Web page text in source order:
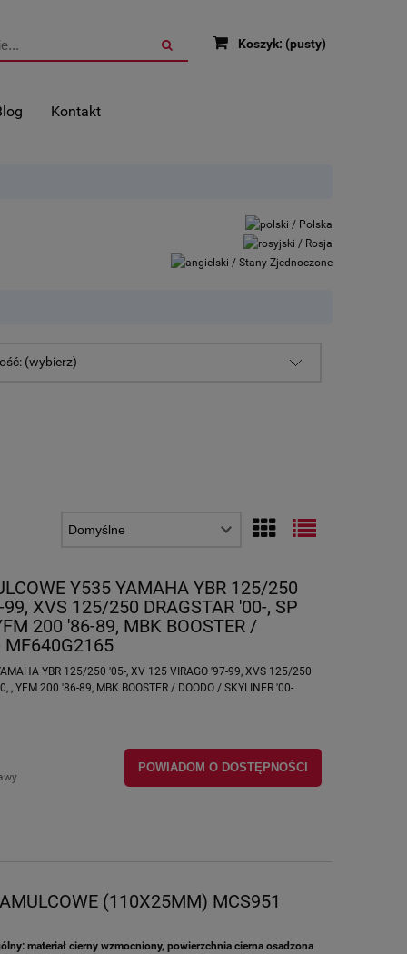
Koszyk: (pusty)
Kontakt
(wybierz)
Y535 YAMAHA YBR 125/250
XVS 125/250 DRAGSTAR '00-, SP
200 '86-89, MBK BOOSTER /
MF640G2165
YBR 125/250 '05-, XV 125 VIRAGO '97-99, XVS 125/250
, YFM 200 '86-89, MBK BOOSTER / DOODO / SKYLINER '00-
POWIADOM O DOSTĘPNOŚCI
(110X25MM) MCS951
materiał cierny wzmocniony, powierzchnia cierna osadzona